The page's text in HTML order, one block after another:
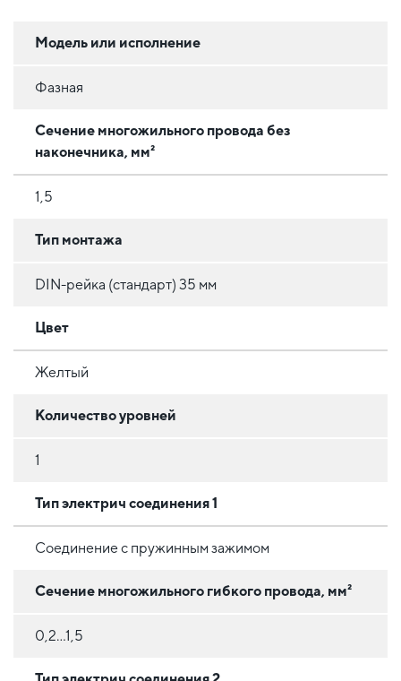
Модель или исполнение
Фазная
Сечение многожильного провода без
наконечника, мм²
1,5
Тип монтажа
DIN-рейка (стандарт) 35 мм
Цвет
Желтый
Количество уровней
1
Тип электрич соединения 1
Соединение с пружинным зажимом
Сечение многожильного гибкого провода, мм²
0,2...1,5